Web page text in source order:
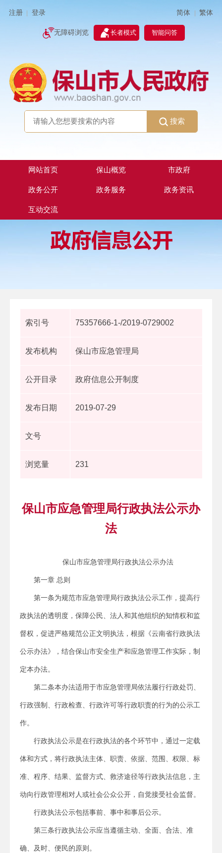
注册 登录 简体 | 繁体
无障碍浏览 长者模式 智能问答
搜索
网站首页 保山概览 市政府
政务公开 政务服务 政务资讯
互动交流
索引号 75357666-1-/2019-0729002
发布机构 保山市应急管理局
公开目录 政府信息公开制度
发布日期 2019-07-29
文号
浏览量 231
保山市应急管理局行政执法公示办
法
保山市应急管理局行政执法公示办法
第一章 总则
第一条为规范市应急管理局行政执法公示工作，提高行
政执法的透明度，保障公民、法人和其他组织的知情权和监
督权，促进严格规范公正文明执法，根据《云南省行政执法
公示办法》，结合保山市安全生产和应急管理工作实际，制
定本办法。
第二条本办法适用于市应急管理局依法履行行政处罚、
行政强制、行政检查、行政许可等行政职责的行为的公示工
作。
行政执法公示是在行政执法的各个环节中，通过一定载
体和方式，将行政执法主体、职责、依据、范围、权限、标
准、程序、结果、监督方式、救济途径等行政执法信息，主
动向行政管理相对人或社会公众公开，自觉接受社会监督。
行政执法公示包括事前、事中和事后公示。
第三条行政执法公示应当遵循主动、全面、合法、准
确、及时、便民的原则。